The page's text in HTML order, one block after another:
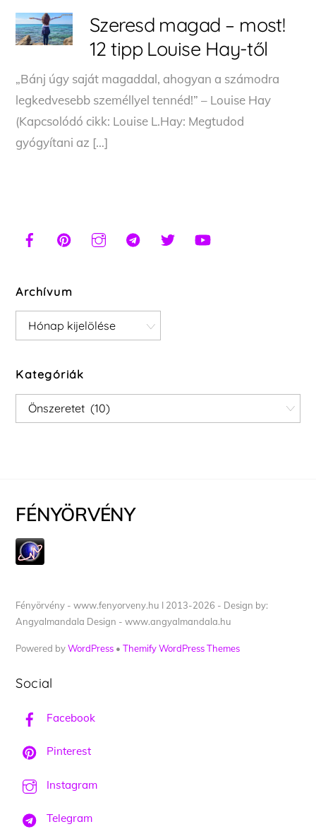
Szeresd magad – most!
12 tipp Louise Hay-től
„Bánj úgy saját magaddal, ahogyan a számodra
legkedvesebb személlyel tennéd!” – Louise Hay
(Kapcsolódó cikk: Louise L.Hay: Megtudod
gyógyítani az […]
Archívum
Archívum
Kategóriák
Kategóriák
FÉNYÖRVÉNY
Fényörvény - www.fenyorveny.hu I 2013-2026 - Design by:
Angyalmandala Design - www.angyalmandala.hu
Powered byWordPress •Themify WordPress Themes
Social
Facebook
Pinterest
Instagram
Telegram